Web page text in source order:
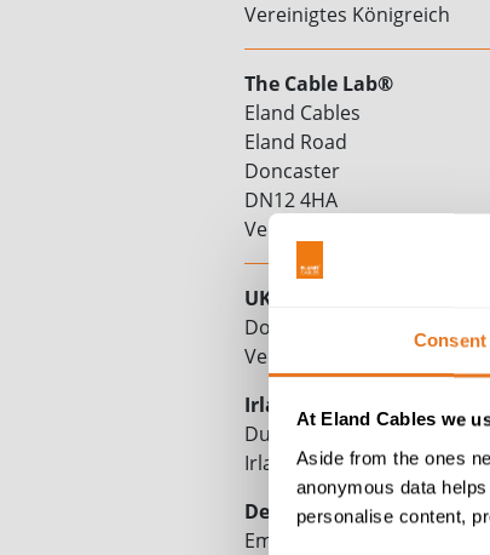
Consent
At Eland Cables we
Aside from the ones
anonymous data
personalise content,
Vereinigtes Königreich
The Cable Lab®
Eland Cables
Eland Road
Doncaster
DN12 4HA
Vereinigtes Königreich
UK-Operationen
Doncaster, DN12
Vereinigtes Königreich
Irland-Operationen
Dundalk, County Louth,
Irland
Deutschland-
Emmerich am Rhein, 46446